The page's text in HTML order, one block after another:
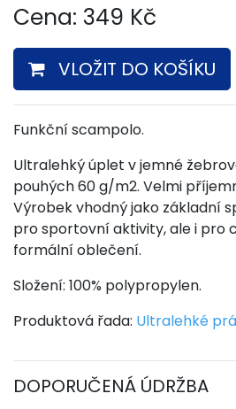
Cena: 349 Kč
VLOŽIT DO KOŠÍKU
Funkční scampolo.
Ultralehký úplet v jemné
pouhých 60 g/m2. Velmi
Výrobek vhodný jako základní
pro sportovní aktivity, ale i pro
formální oblečení.
Složení: 100% polypropylen.
Produktová řada: Ultralehké
DOPORUČENÁ ÚDRŽBA